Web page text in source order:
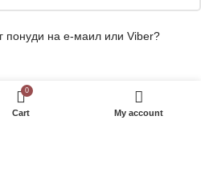
понуди на е-маил или Viber?
support your experience throughout
to your account, and for other
0
Cart My account